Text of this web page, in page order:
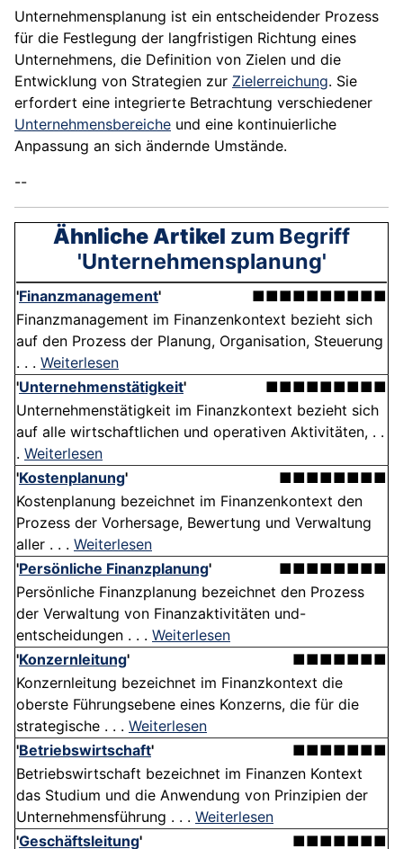
Unternehmensplanung ist ein entscheidender Prozess
für die Festlegung der langfristigen Richtung eines
Unternehmens, die Definition von Zielen und die
Entwicklung von Strategien zur Zielerreichung. Sie
erfordert eine integrierte Betrachtung verschiedener
Unternehmensbereiche und eine kontinuierliche
Anpassung an sich ändernde Umstände.
--
Ähnliche Artikel zum Begriff
'Unternehmensplanung'
'Finanzmanagement'
■■■■■■■■■■
Finanzmanagement im Finanzenkontext bezieht sich
auf den Prozess der Planung, Organisation, Steuerung
. . . Weiterlesen
'Unternehmenstätigkeit'
■■■■■■■■■
Unternehmenstätigkeit im Finanzkontext bezieht sich
auf alle wirtschaftlichen und operativen Aktivitäten, . .
. Weiterlesen
'Kostenplanung'
■■■■■■■■
Kostenplanung bezeichnet im Finanzenkontext den
Prozess der Vorhersage, Bewertung und Verwaltung
aller . . . Weiterlesen
'Persönliche Finanzplanung'
■■■■■■■■
Persönliche Finanzplanung bezeichnet den Prozess
der Verwaltung von Finanzaktivitäten und-
entscheidungen . . . Weiterlesen
'Konzernleitung'
■■■■■■■
Konzernleitung bezeichnet im Finanzkontext die
oberste Führungsebene eines Konzerns, die für die
strategische . . . Weiterlesen
'Betriebswirtschaft'
■■■■■■■
Betriebswirtschaft bezeichnet im Finanzen Kontext
das Studium und die Anwendung von Prinzipien der
Unternehmensführung . . . Weiterlesen
'Geschäftsleitung' ■■■■■■■